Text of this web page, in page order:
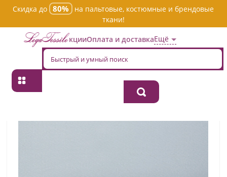
Скидка до 80%
на пальтовые, костюмные и брендовые
ткани!
АкцииОплата и доставкаЕщё
Главная Ткань хлопок костюмная tp